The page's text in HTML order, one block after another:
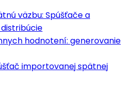
väzbu: Spúšťače a
hodnotení: generovanie
importovanej spätnej